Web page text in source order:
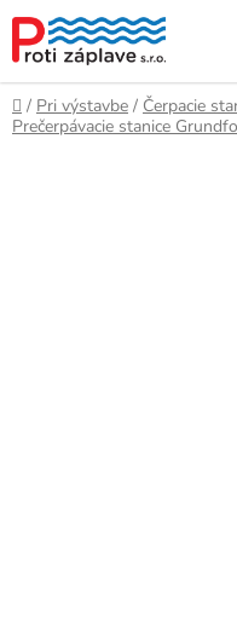
obsah
Domov
/ Pri výstavbe / Čerpacie
Prečerpávacie stanice